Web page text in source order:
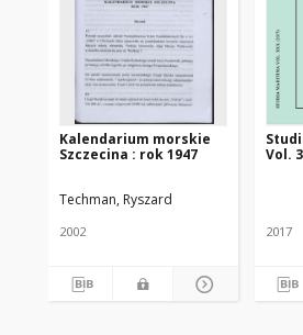
Kalendarium morskie
Szczecina : rok 1947
Techman, Ryszard
2002
Vol.
2017